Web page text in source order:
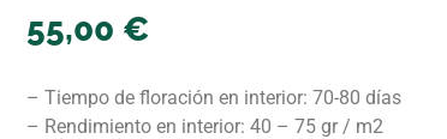
55,00 €
– Tiempo de floración en interior: 70-80 días
– Rendimiento en interior: 40 – 75 gr / m2